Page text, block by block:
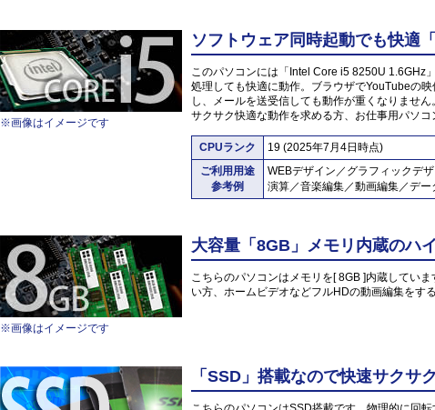
※画像はイメージです
ソフトウェア同時起動でも快適
このパソコンには「Intel Core i5 8250U 1.6GHz
処理しても快適に動作。ブラウザでYouTubeの
し、メールを送受信しても動作が重くなりませ
サクサク快適な動作を求める方、お仕事用パソコ
CPUランク
19 (2025年7月4日時点)
ご利用用途
参考例
WEBデザイン／グラフィックデ
演算／音楽編集／動画編集／デ
※画像はイメージです
大容量「8GB」メモリ内蔵のハ
こちらのパソコンはメモリを[ 8GB ]内蔵してい
い方、ホームビデオなどフルHDの動画編集をす
「SSD」搭載なので快速サクサ